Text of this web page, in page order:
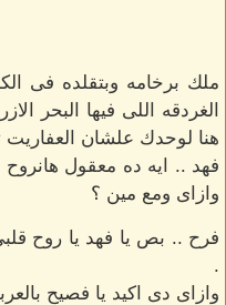
ملك برخامه وبتقلده فى
الغردقه اللى فيها البحر
هنا لوحدك علشان العفاريت
فهد .. ايه ده معقول هانروح
وازاى ومع مين ؟
فرح .. بص يا فهد يا روح
.
وازاى دى اكيد يا فصيح